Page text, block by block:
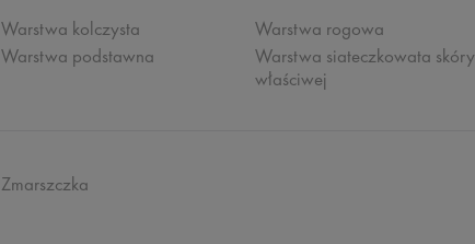
Warstwa kolczysta
Warstwa podstawna
Warstwa rogowa
Warstwa siateczkowata skóry
właściwej
Zmarszczka